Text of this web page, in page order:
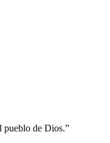
pueblo de Dios.”